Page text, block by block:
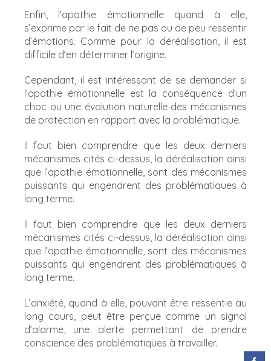
Enfin, l’apathie émotionnelle quand à elle,
s’exprime par le fait de ne pas ou de peu ressentir
d’émotions. Comme pour la déréalisation, il est
difficile d’en déterminer l’origine.
Cependant, il est intéressant de se demander si
l’apathie émotionnelle est la conséquence d’un
choc ou une évolution naturelle des mécanismes
de protection en rapport avec la problématique.
Il faut bien comprendre que les deux derniers
mécanismes cités ci-dessus, la déréalisation ainsi
que l’apathie émotionnelle, sont des mécanismes
puissants qui engendrent des problématiques à
long terme.
Il faut bien comprendre que les deux derniers
mécanismes cités ci-dessus, la déréalisation ainsi
que l’apathie émotionnelle, sont des mécanismes
puissants qui engendrent des problématiques à
long terme.
L’anxiété, quand à elle, pouvant être ressentie au
long cours, peut être perçue comme un signal
d’alarme, une alerte permettant de prendre
conscience des problématiques à travailler.